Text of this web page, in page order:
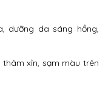
dưỡng da sáng hồng,
thâm xỉn, sạm màu trên